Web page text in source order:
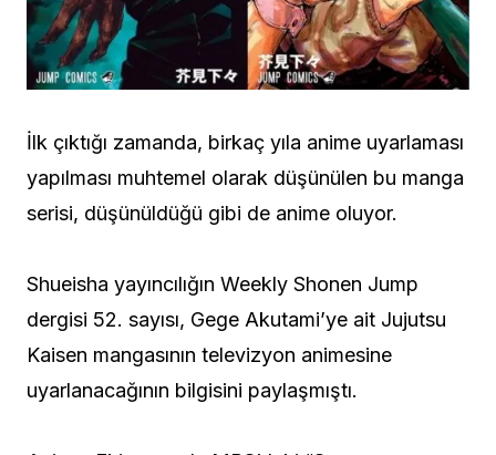
İlk çıktığı zamanda, birkaç yıla anime uyarlaması
yapılması muhtemel olarak düşünülen bu manga
serisi, düşünüldüğü gibi de anime oluyor.
Shueisha yayıncılığın Weekly Shonen Jump
dergisi 52. sayısı, Gege Akutami’ye ait Jujutsu
Kaisen mangasının televizyon animesine
uyarlanacağının bilgisini paylaşmıştı.